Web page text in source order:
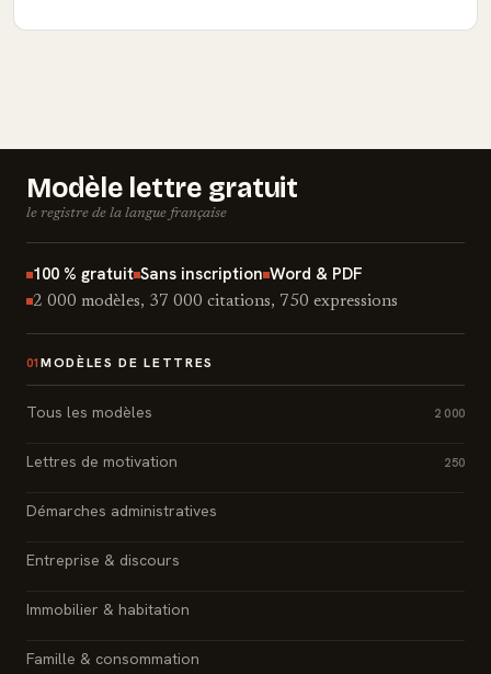
Modèle lettre gratuit
le registre de la langue française
100 % gratuit Sans inscription Word & PDF
2 000 modèles, 37 000 citations, 750 expressions
01 MODÈLES DE LETTRES
Tous les modèles 2 000
Lettres de motivation 250
Démarches administratives
Entreprise & discours
Immobilier & habitation
Famille & consommation